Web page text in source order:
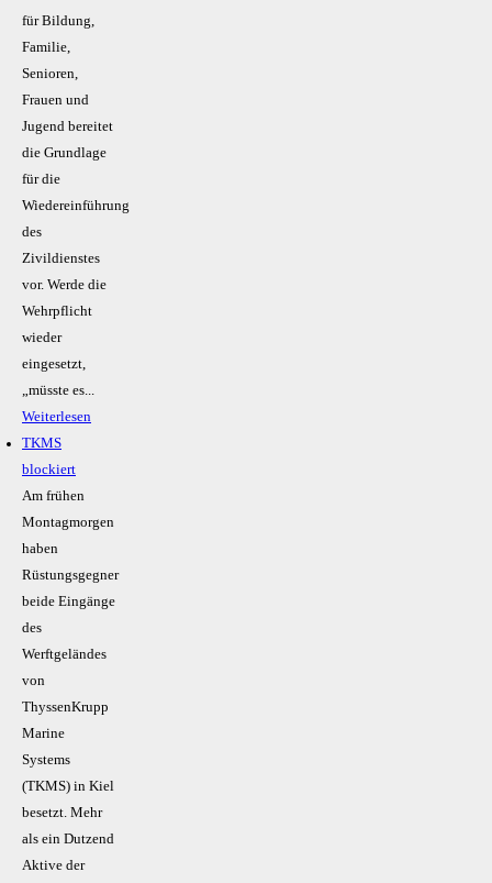
für Bildung,
Familie,
Senioren,
Frauen und
Jugend bereitet
die Grundlage
für die
Wiedereinführung
des
Zivildienstes
vor. Werde die
Wehrpflicht
wieder
eingesetzt,
„müsste es...
Weiterlesen
TKMS
blockiert
Am frühen
Montagmorgen
haben
Rüstungsgegner
beide Eingänge
des
Werftgeländes
von
ThyssenKrupp
Marine
Systems
(TKMS) in Kiel
besetzt. Mehr
als ein Dutzend
Aktive der